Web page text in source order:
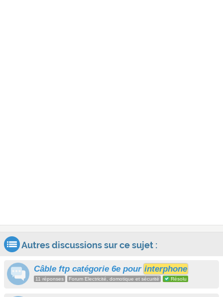
Autres discussions sur ce sujet :
Câble ftp catégorie 6e pour interphone
11 réponses Forum Electricité, domotique et sécurité Résolu